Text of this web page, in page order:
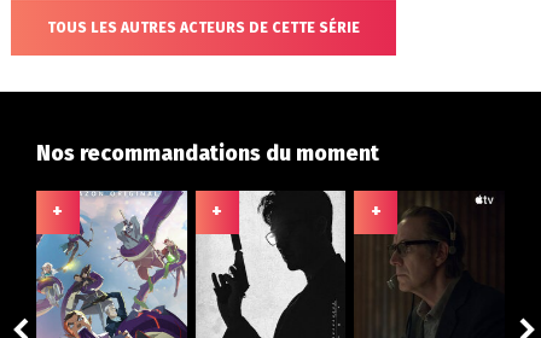
TOUS LES AUTRES ACTEURS DE CETTE SÉRIE
Nos recommandations du moment
+ + +